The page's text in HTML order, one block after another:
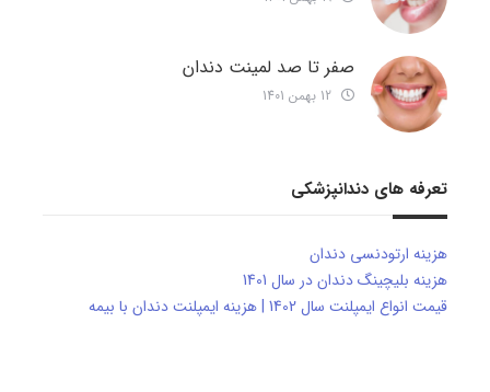
صفر تا صد لمینت دندان
تعرفه های دندانپزشکی
هزینه ارتودنسی دندان
هزینه بلیچینگ دندان در سال 1401
قیمت انواع ایمپلنت سال 1402 | هزینه ایمپلنت دندان با بیمه